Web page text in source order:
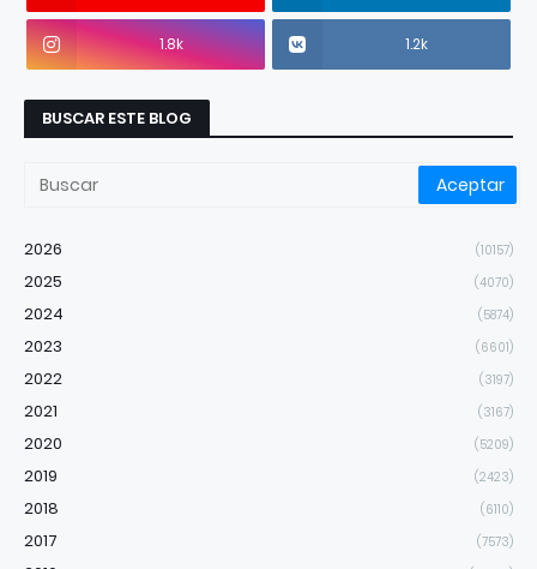
1.8k 1.2k
BUSCAR ESTE BLOG
2026 (10157)
2025 (4070)
2024 (5874)
2023 (6601)
2022 (3197)
2021 (3167)
2020 (5209)
2019 (2423)
2018 (6110)
2017 (7573)